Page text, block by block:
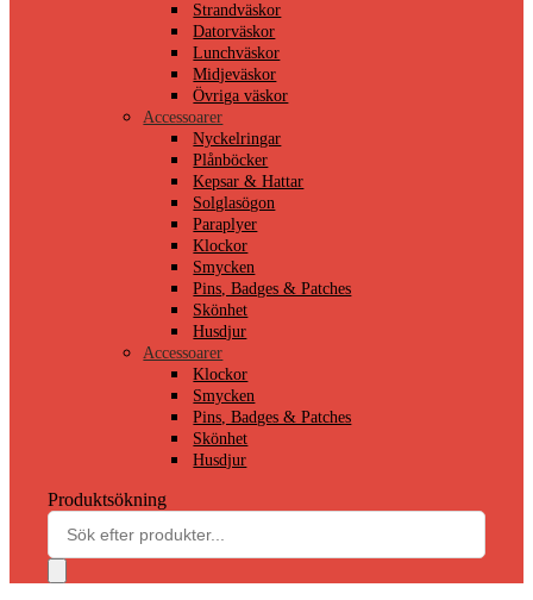
Strandväskor
Datorväskor
Lunchväskor
Midjeväskor
Övriga väskor
Accessoarer
Nyckelringar
Plånböcker
Kepsar & Hattar
Solglasögon
Paraplyer
Klockor
Smycken
Pins, Badges & Patches
Skönhet
Husdjur
Accessoarer
Klockor
Smycken
Pins, Badges & Patches
Skönhet
Husdjur
Produktsökning